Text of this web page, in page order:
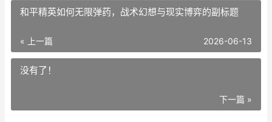
和平精英如何无限弹药，战术幻想与现实博弈的副标题
« 上一篇 2026-06-13
没有了！
下一篇 »